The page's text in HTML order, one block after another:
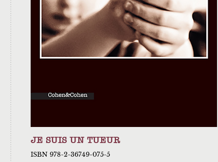
JE SUIS UN TUEUR
ISBN 978-2-36749-075-5